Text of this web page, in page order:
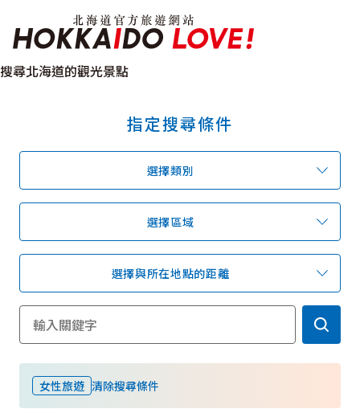
溫泉
區域指南
預約
北海道簡介
依旅遊主題搜尋
七個國立公園
基礎知識
搜尋北海道的觀光景點
指定搜尋條件
選擇類別
選擇區域
選擇與所在地點的距離
女性旅遊 清除搜尋條件